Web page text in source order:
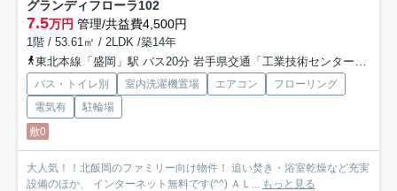
グランディフローラ102
7.5万円 管理/共益費4,500円
1階 / 53.61㎡ / 2LDK /築14年
東北本線「盛岡」駅 バス20分 岩手県交通「工業技術センター前」 停歩3分
バス・トイレ別 室内洗濯機置場 エアコン
フローリング
電気有
駐輪場
敷0
大人気！！北飯岡のファミリー向け物件！ 追い焚き・浴室乾燥など充実
設備のほか、 インターネット無料です(^^) ＡＬ... もっと見る